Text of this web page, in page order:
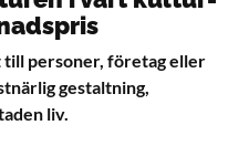
till personer, företag eller
gestaltning,
liv.